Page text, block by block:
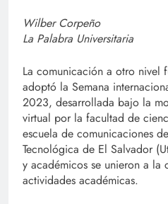
Wilber Corpeño
La Palabra Universitaria
La comunicación a otro nivel
adoptó la Semana
2023, desarrollada bajo la
virtual por la facultad de
escuela de comunicaciones
Tecnológica de El Salvador
y académicos se unieron a la
actividades académicas.